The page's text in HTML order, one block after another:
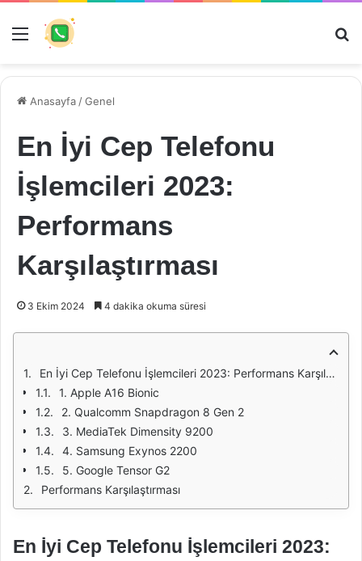
Menü
Anasayfa /Genel
En İyi Cep Telefonu
İşlemcileri 2023:
Performans
Karşılaştırması
3 Ekim 2024 4 dakika okuma süresi
En İyi Cep Telefonu İşlemcileri 2023: Performans Karşılaştırması
1. Apple A16 Bionic
2. Qualcomm Snapdragon 8 Gen 2
3. MediaTek Dimensity 9200
4. Samsung Exynos 2200
5. Google Tensor G2
Performans Karşılaştırması
En İyi Cep Telefonu İşlemcileri 2023: